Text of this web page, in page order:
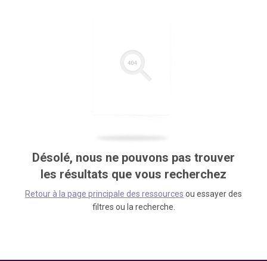
Désolé, nous ne pouvons pas trouver
les résultats que vous recherchez
Retour à la page principale des ressources ou essayer des
filtres ou la recherche.